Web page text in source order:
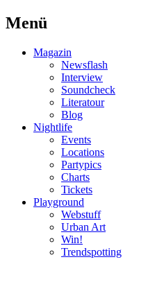
Menü
Magazin
Newsflash
Interview
Soundcheck
Literatour
Blog
Nightlife
Events
Locations
Partypics
Charts
Tickets
Playground
Webstuff
Urban Art
Win!
Trendspotting